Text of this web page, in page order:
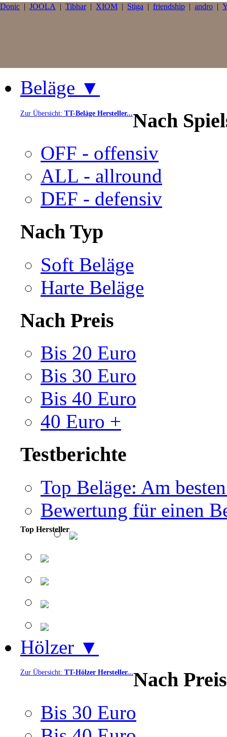
Donic | JOOLA | Tibhar| XIOM | Stiga | friendship | andro |
Beläge ▼
Zur Übersicht: TT-Beläge Hersteller...Nach
OFF - offensiv
ALL - allround
DEF - defensiv
Nach Typ
Soft Beläge
Harte Beläge
Nach Preis
Bis 20 Euro
Bis 30 Euro
Bis 40 Euro
40 Euro +
Testberichte
Top Beläge: Am
Bewertung für einen
Top Hersteller
Hölzer ▼
Zur Übersicht: TT-Hölzer Hersteller...Nach Preis
Bis 30 Euro